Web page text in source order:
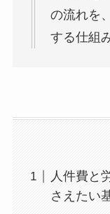
の流れを
する仕組
人件費と
さえたい